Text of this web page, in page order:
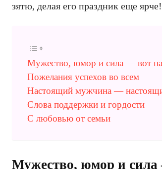
зятю, делая его праздник еще ярче!
Мужество, юмор и сила — вот
Пожелания успехов во всем
Настоящий мужчина —
Слова поддержки и гордости
С любовью от семьи
Мужество, юмор и